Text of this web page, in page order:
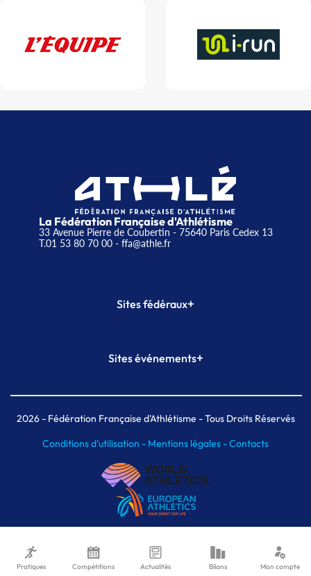
La Fédération Française d'Athlétisme
33 Avenue Pierre de Coubertin - 75640 Paris Cedex 13
T.01 53 80 70 00- ffa@athle.fr
Sites fédéraux+
Plateforme Formation
Sites événements+
Meeting de Paris indoor
MAIF Ekiden de Paris
2026- Fédération Française d'Athlétisme - Tous Droits Réservés
Conditions d'utilisation - Mentions légales -Contacts
Pratiques Compétitions Actualités Bilans Mon compte